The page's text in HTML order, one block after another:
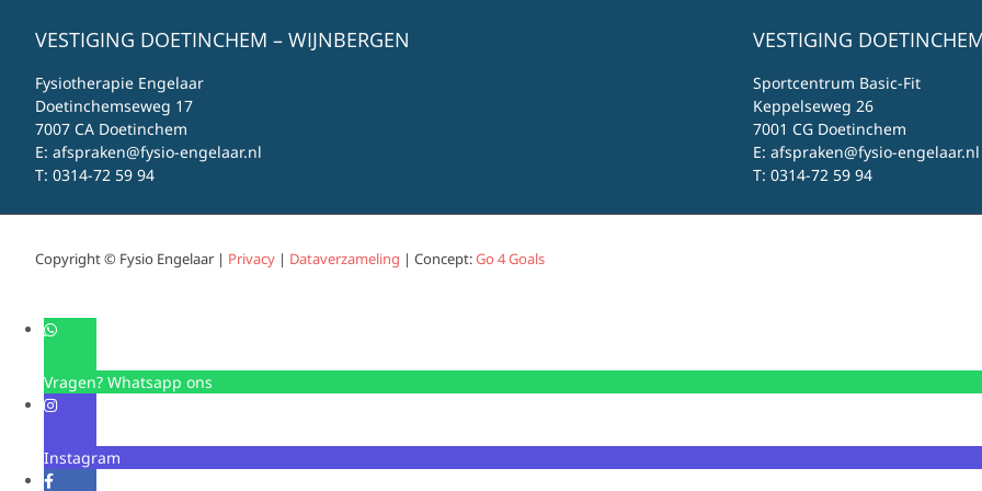
VESTIGING DOETINCHEM – WIJNBERGEN
Fysiotherapie Engelaar
Doetinchemseweg 17
7007 CA Doetinchem
E: afspraken@fysio-engelaar.nl
T: 0314-72 59 94
VESTIGING
Sportcentrum Basic-Fit
Keppelseweg 26
7001 CG Doetinchem
E: afspraken@fysio-engelaar.nl
T: 0314-72 59 94
Copyright © Fysio Engelaar | Privacy | Dataverzameling | Concept:Go 4 Goals
Vragen? Whatsapp ons
Instagram